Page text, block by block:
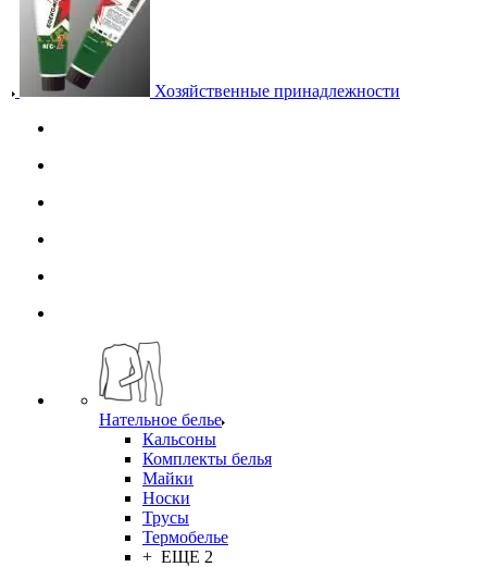
Хозяйственные принадлежности
Нательное белье
Кальсоны
Комплекты белья
Майки
Носки
Трусы
Термобелье
+ ЕЩЕ 2